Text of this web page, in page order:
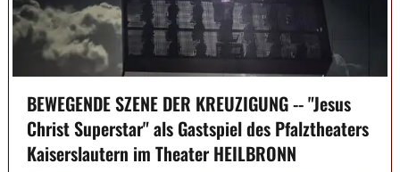
BEWEGENDE SZENE DER KREUZIGUNG -- "Jesus
Christ Superstar" als Gastspiel des Pfalztheaters
Kaiserslautern im Theater HEILBRONN